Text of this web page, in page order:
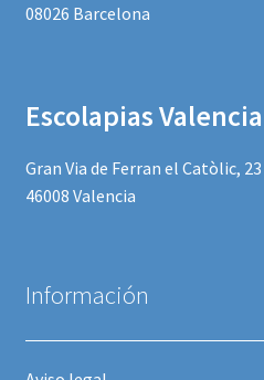
08026 Barcelona
Escolapias Valencia
Gran Via de Ferran el Catòlic, 23
46008 Valencia
Información